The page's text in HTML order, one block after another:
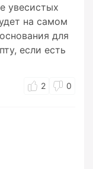
увесистых
на самом
для
если есть
2 0